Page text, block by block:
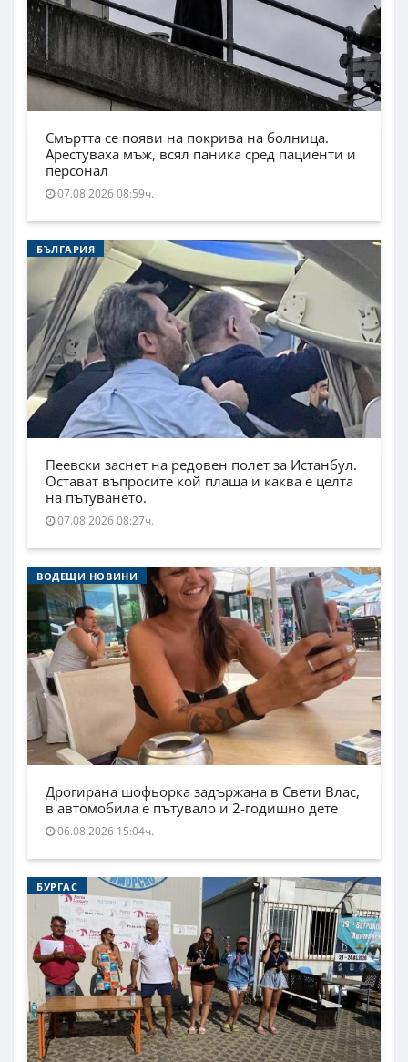
Смъртта се появи на покрива на болница.
Арестуваха мъж, всял паника сред пациенти и
персонал
07.08.2026 08:59ч.
БЪЛГАРИЯ
Пеевски заснет на редовен полет за Истанбул.
Остават въпросите кой плаща и каква е целта
на пътуването.
07.08.2026 08:27ч.
ВОДЕЩИ НОВИНИ
Дрогирана шофьорка задържана в Свети Влас,
в автомобила е пътувало и 2-годишно дете
06.08.2026 15:04ч.
БУРГАС